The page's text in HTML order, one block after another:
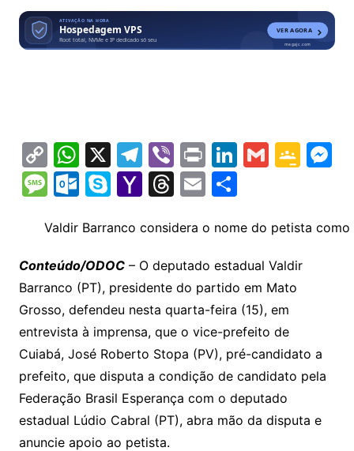
C
o
p
y
Li
n
k
W
h
at
s
A
p
p
X T
el
e
gr
a
m
Vi
b
er
Pr
in
t
Li
n
k
e
dI
n
G
l
G
gl
e
Cl
sr
o
m
M
s
M
s
s
a
g
e
O
lo
o
k.
c
o
m
S
y
p
e
Y
h
o
o
M
ai
l
T
e
a
d
s
E
ai
l
S
ar
e
Valdir Barranco considera o nome do petista
Conteúdo/ODOC – O deputado estadual Valdir
Barranco (PT), presidente do partido em Mato
Grosso, defendeu nesta quarta-feira (15), em
entrevista à imprensa, que o vice-prefeito de
Cuiabá, José Roberto Stopa (PV), pré-candidato a
prefeito, que disputa a condição de candidato pela
Federação Brasil Esperança com o deputado
estadual Lúdio Cabral (PT), abra mão da disputa e
anuncie apoio ao petista.